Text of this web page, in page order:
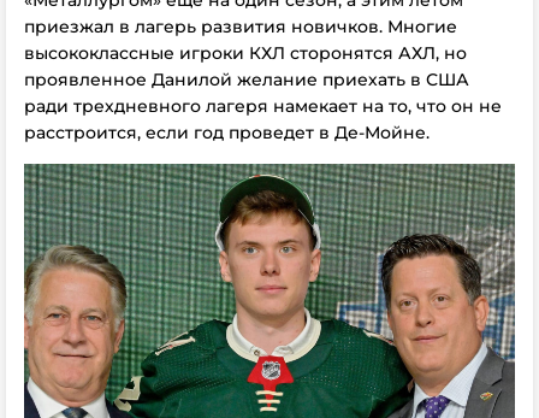
приезжал в лагерь развития новичков. Многие
высококлассные игроки КХЛ сторонятся АХЛ, но
проявленное Данилой желание приехать в США
ради трехдневного лагеря намекает на то, что он не
расстроится, если год проведет в Де-Мойне.